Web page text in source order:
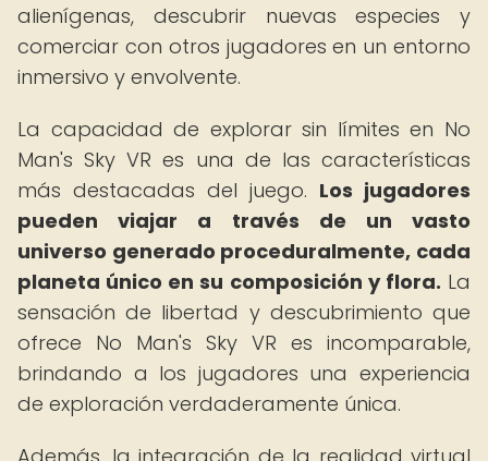
alienígenas, descubrir nuevas especies y
comerciar con otros jugadores en un entorno
inmersivo y envolvente.
La capacidad de explorar sin límites en No
Man's Sky VR es una de las características
más destacadas del juego. Los jugadores
pueden viajar a través de un vasto
universo generado proceduralmente, cada
planeta único en su composición y flora. La
sensación de libertad y descubrimiento que
ofrece No Man's Sky VR es incomparable,
brindando a los jugadores una experiencia
de exploración verdaderamente única.